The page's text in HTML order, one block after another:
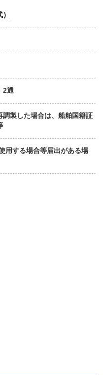
2通
製した場合は、船舶国籍証
用する場合等届出がある場